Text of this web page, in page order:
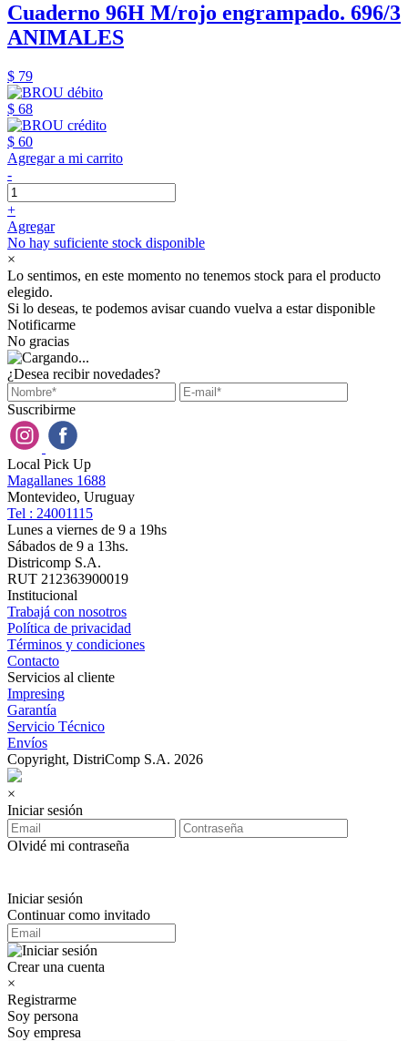
Cuaderno 96H M/rojo engrampado. 696/3
ANIMALES
$ 79
$ 68
$ 60
Agregar a mi carrito
-
+
Agregar
No hay suficiente stock disponible
×
Lo sentimos, en este momento no tenemos stock para el producto
elegido.
Si lo deseas, te podemos avisar cuando vuelva a estar disponible
Notificarme
No gracias
¿Desea recibir novedades?
Suscribirme
Local Pick Up
Magallanes 1688
Montevideo, Uruguay
Tel : 24001115
Lunes a viernes de 9 a 19hs
Sábados de 9 a 13hs.
Districomp S.A.
RUT 212363900019
Institucional
Trabajá con nosotros
Política de privacidad
Términos y condiciones
Contacto
Servicios al cliente
Impresing
Garantía
Servicio Técnico
Envíos
Copyright, DistriComp S.A. 2026
×
Iniciar sesión
Olvidé mi contraseña
Iniciar sesión
Continuar como invitado
Crear una cuenta
×
Registrarme
Soy persona
Soy empresa